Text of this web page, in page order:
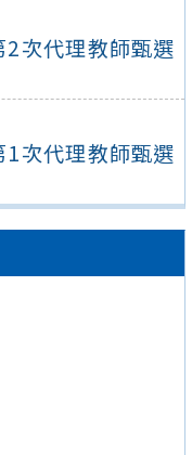
次代理教師甄選
次代理教師甄選